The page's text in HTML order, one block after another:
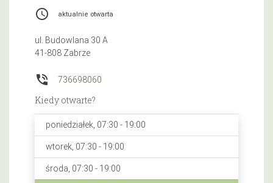
access_time aktualnie otwarta
ul. Budowlana 30 A
41-808 Zabrze
phone_in_talk 736698060
Kiedy otwarte?
poniedziałek, 07:30 - 19:00
wtorek, 07:30 - 19:00
środa, 07:30 - 19:00